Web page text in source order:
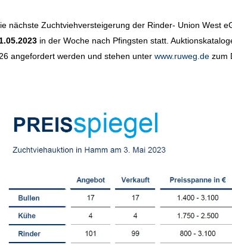
nächste Zuchtviehversteigerung der Rinder- Union West
in der Woche nach Pfingsten statt.
angefordert werden und stehen unterwww.ruweg.de zum